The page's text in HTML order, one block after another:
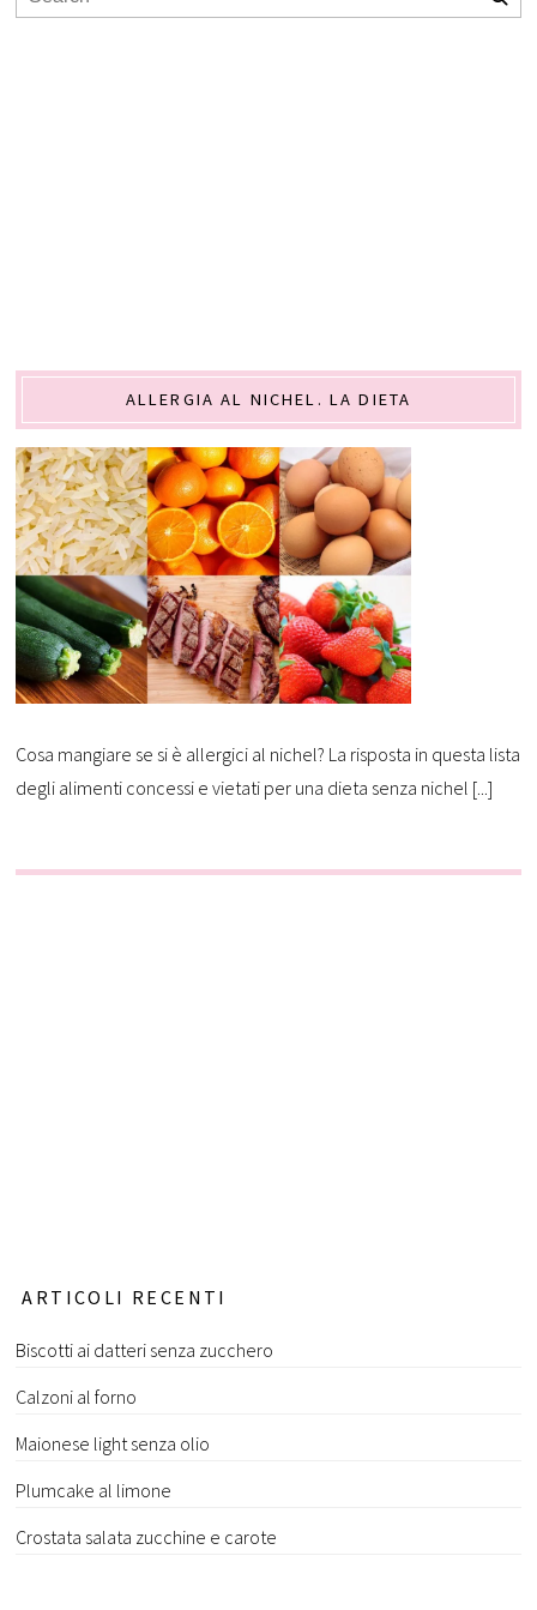
ALLERGIA AL NICHEL. LA DIETA
Cosa mangiare se si è allergici al nichel? La risposta in questa lista
degli alimenti concessi e vietati per una dieta senza nichel [...]
ARTICOLI RECENTI
Biscotti ai datteri senza zucchero
Calzoni al forno
Maionese light senza olio
Plumcake al limone
Crostata salata zucchine e carote